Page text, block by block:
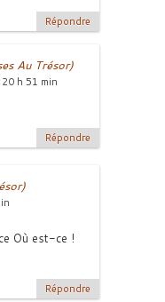
Répondre
Au Trésor)
h 51 min
Répondre
Où est-ce !
Répondre